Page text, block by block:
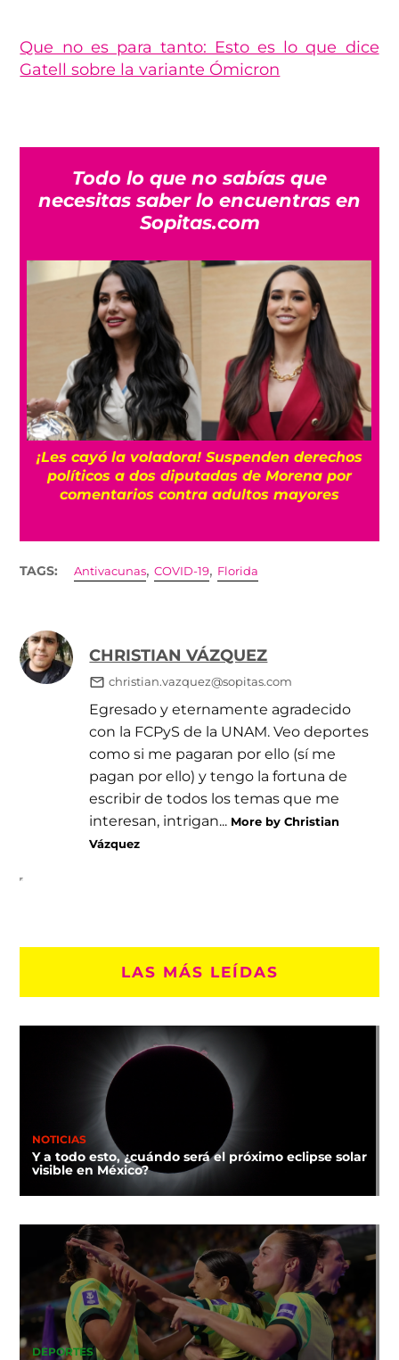
Que no es para tanto: Esto es lo que dice
Gatell sobre la variante Ómicron
Todo lo que no sabías que
necesitas saber lo encuentras en
Sopitas.com
¡Les cayó la voladora! Suspenden derechos
políticos a dos diputadas de Morena por
comentarios contra adultos mayores
TAGS: Antivacunas,COVID-19, Florida
CHRISTIAN VÁZQUEZ
christian.vazquez@sopitas.com
Egresado y eternamente agradecido
con la FCPyS de la UNAM. Veo deportes
como si me pagaran por ello (sí me
pagan por ello) y tengo la fortuna de
escribir de todos los temas que me
interesan, intrigan... More by Christian
Vázquez
LAS MÁS LEÍDAS
NOTICIAS
Y a todo esto, ¿cuándo será el próximo eclipse solar
visible en México?
DEPORTES